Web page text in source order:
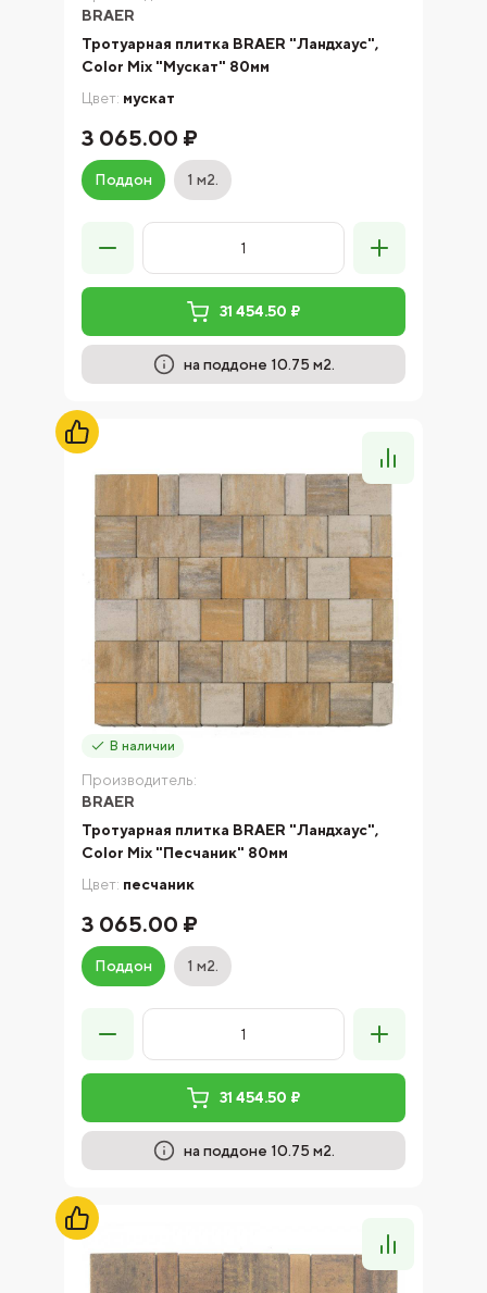
BRAER
Тротуарная плитка BRAER "Ландхаус",
Color Mix "Мускат" 80мм
Цвет: мускат
3 065.00 ₽
Поддон 1 м2.
31 454.50 ₽
на поддоне 10.75 м2.
В наличии
Производитель:
BRAER
Тротуарная плитка BRAER "Ландхаус",
Color Mix "Песчаник" 80мм
Цвет: песчаник
3 065.00 ₽
Поддон 1 м2.
31 454.50 ₽
на поддоне 10.75 м2.